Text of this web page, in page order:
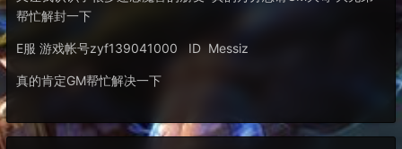
帮忙解封一下
E服 游戏帐号zyf139041000 ID Messiz
真的肯定GM帮忙解决一下